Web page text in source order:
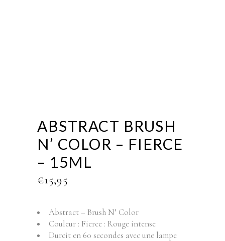
ABSTRACT BRUSH
N’ COLOR – FIERCE
– 15ML
€15,95
Abstract – Brush N’ Color
Couleur : Fierce : Rouge intense
Durcit en 60 secondes avec une lampe